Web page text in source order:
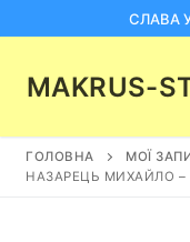
до
СЛАВА
MAKRUS-
ГОЛОВНА
МОЇ
НАЗАРЕЦЬ МИХАЙЛО